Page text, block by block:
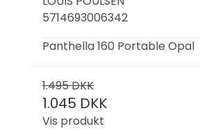
5714693006342
Panthella 160 Portable Opal
1.495 DKK
1.045 DKK
Vis produkt